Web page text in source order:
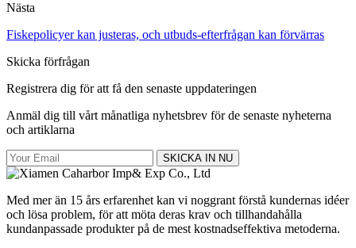
Nästa
Fiskepolicyer kan justeras, och utbuds-efterfrågan kan förvärras
Skicka förfrågan
Registrera dig för att få den senaste uppdateringen
Anmäl dig till vårt månatliga nyhetsbrev för de senaste nyheterna
och artiklarna
SKICKA IN NU
Med mer än 15 års erfarenhet kan vi noggrant förstå kundernas idéer
och lösa problem, för att möta deras krav och tillhandahålla
kundanpassade produkter på de mest kostnadseffektiva metoderna.